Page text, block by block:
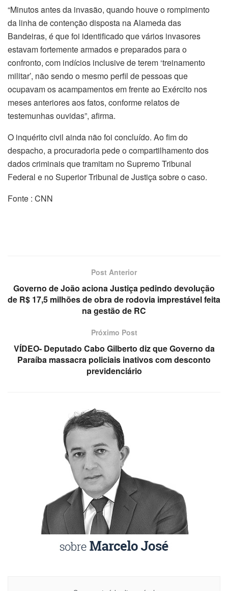
“Minutos antes da invasão, quando houve o rompimento
da linha de contenção disposta na Alameda das
Bandeiras, é que foi identificado que vários invasores
estavam fortemente armados e preparados para o
confronto, com indícios inclusive de terem ‘treinamento
militar’, não sendo o mesmo perfil de pessoas que
ocupavam os acampamentos em frente ao Exército nos
meses anteriores aos fatos, conforme relatos de
testemunhas ouvidas”, afirma.
O inquérito civil ainda não foi concluído. Ao fim do
despacho, a procuradoria pede o compartilhamento dos
dados criminais que tramitam no Supremo Tribunal
Federal e no Superior Tribunal de Justiça sobre o caso.
Fonte : CNN
Post Anterior
Governo de João aciona Justiça pedindo devolução
de R$ 17,5 milhões de obra de rodovia imprestável feita
na gestão de RC
Próximo Post
VÍDEO- Deputado Cabo Gilberto diz que Governo da
Paraíba massacra policiais inativos com desconto
previdenciário